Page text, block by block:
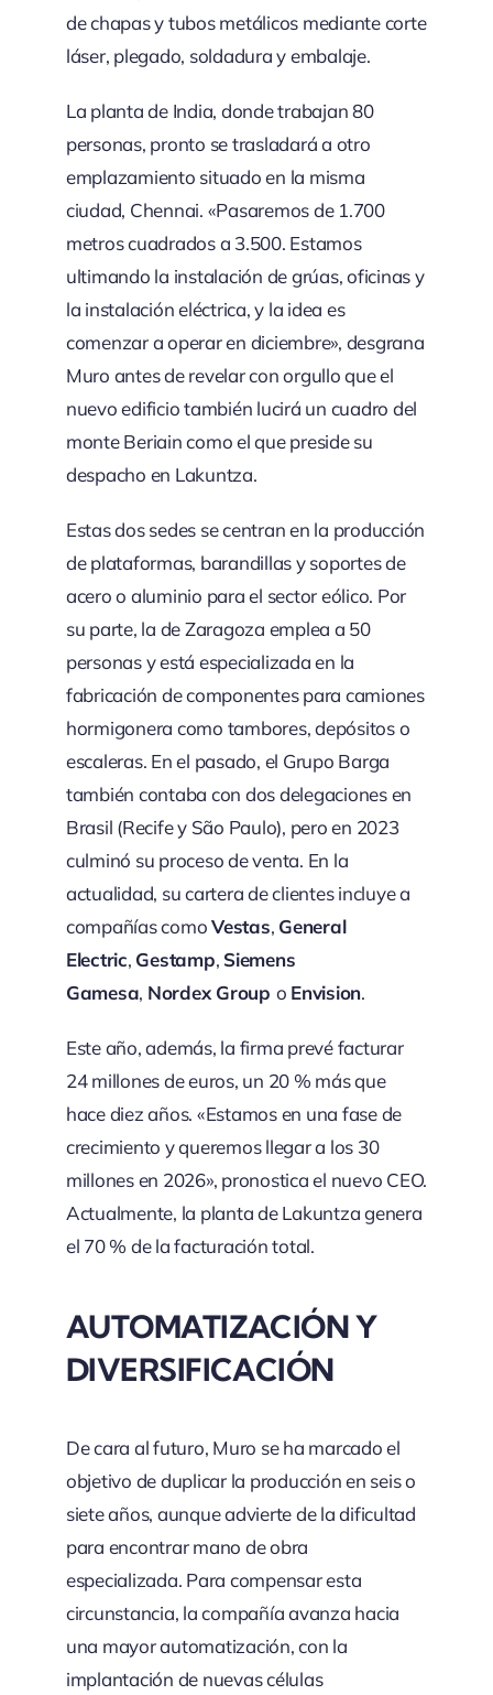
de chapas y tubos metálicos mediante corte
láser, plegado, soldadura y embalaje.
La planta de India, donde trabajan 80
personas, pronto se trasladará a otro
emplazamiento situado en la misma
ciudad, Chennai. «Pasaremos de 1.700
metros cuadrados a 3.500. Estamos
ultimando la instalación de grúas, oficinas y
la instalación eléctrica, y la idea es
comenzar a operar en diciembre», desgrana
Muro antes de revelar con orgullo que el
nuevo edificio también lucirá un cuadro del
monte Beriain como el que preside su
despacho en Lakuntza.
Estas dos sedes se centran en la producción
de plataformas, barandillas y soportes de
acero o aluminio para el sector eólico. Por
su parte, la de Zaragoza emplea a 50
personas y está especializada en la
fabricación de componentes para camiones
hormigonera como tambores, depósitos o
escaleras. En el pasado, el Grupo Barga
también contaba con dos delegaciones en
Brasil (Recife y São Paulo), pero en 2023
culminó su proceso de venta. En la
actualidad, su cartera de clientes incluye a
compañías comoVestas, General
Electric, Gestamp, Siemens
Gamesa, Nordex Group o Envision.
Este año, además, la firma prevé facturar
24 millones de euros, un 20 % más que
hace diez años. «Estamos en una fase de
crecimiento y queremos llegar a los 30
millones en 2026», pronostica el nuevo CEO.
Actualmente, la planta de Lakuntza genera
el 70 % de la facturación total.
AUTOMATIZACIÓN Y
DIVERSIFICACIÓN
De cara al futuro, Muro se ha marcado el
objetivo de duplicar la producción en seis o
siete años, aunque advierte de la dificultad
para encontrar mano de obra
especializada. Para compensar esta
circunstancia, la compañía avanza hacia
una mayor automatización, con la
implantación de nuevas células